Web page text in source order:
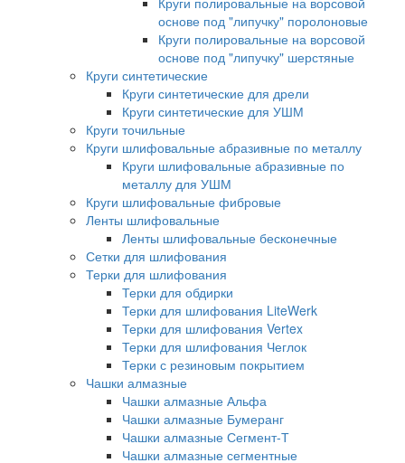
основе под "липучку" поролоновые
Круги полировальные на ворсовой
основе под "липучку" шерстяные
Круги синтетические
Круги синтетические для дрели
Круги синтетические для УШМ
Круги точильные
Круги шлифовальные абразивные по металлу
Круги шлифовальные абразивные по
металлу для УШМ
Круги шлифовальные фибровые
Ленты шлифовальные
Ленты шлифовальные бесконечные
Сетки для шлифования
Терки для шлифования
Терки для обдирки
Терки для шлифования LiteWerk
Терки для шлифования Vertex
Терки для шлифования Чеглок
Терки с резиновым покрытием
Чашки алмазные
Чашки алмазные Альфа
Чашки алмазные Бумеранг
Чашки алмазные Сегмент-Т
Чашки алмазные сегментные